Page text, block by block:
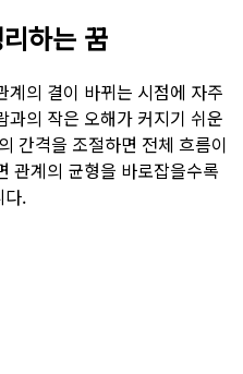
하는 꿈
계의 결이 바뀌는 시점에 자주
과의 작은 오해가 커지기 쉬운
간격을 조절하면 전체 흐름이
관계의 균형을 바로잡을수록
다.